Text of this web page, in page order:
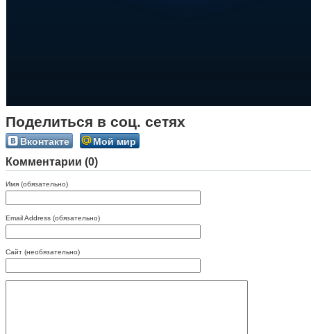
Поделиться в соц. сетях
Вконтакте Мой мир
Комментарии (0)
Имя (обязательно)
Email Address (обязательно)
Сайт (необязательно)